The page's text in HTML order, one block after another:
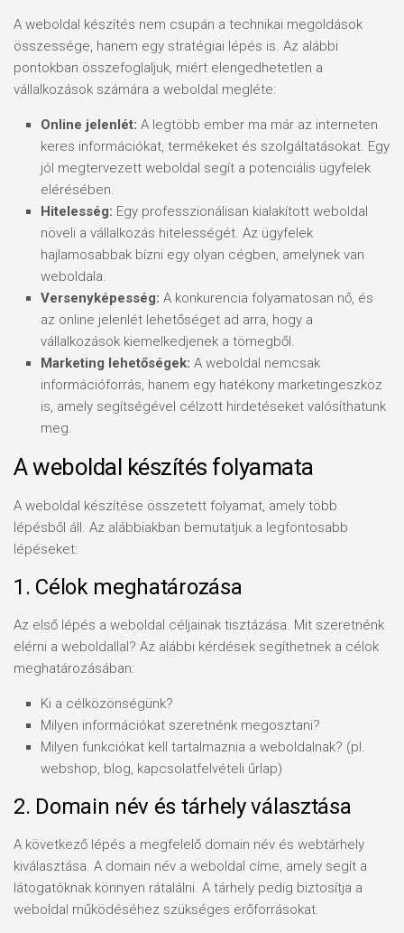
A weboldal készítés nem csupán a technikai megoldások
összessége, hanem egy stratégiai lépés is. Az alábbi
pontokban összefoglaljuk, miért elengedhetetlen a
vállalkozások számára a weboldal megléte:
Online jelenlét: A legtöbb ember ma már az interneten
keres információkat, termékeket és szolgáltatásokat. Egy
jól megtervezett weboldal segít a potenciális ügyfelek
elérésében.
Hitelesség: Egy professzionálisan kialakított weboldal
növeli a vállalkozás hitelességét. Az ügyfelek
hajlamosabbak bízni egy olyan cégben, amelynek van
weboldala.
Versenyképesség: A konkurencia folyamatosan nő, és
az online jelenlét lehetőséget ad arra, hogy a
vállalkozások kiemelkedjenek a tömegből.
Marketing lehetőségek: A weboldal nemcsak
információforrás, hanem egy hatékony marketingeszköz
is, amely segítségével célzott hirdetéseket valósíthatunk
meg.
A weboldal készítés folyamata
A weboldal készítése összetett folyamat, amely több
lépésből áll. Az alábbiakban bemutatjuk a legfontosabb
lépéseket:
1. Célok meghatározása
Az első lépés a weboldal céljainak tisztázása. Mit szeretnénk
elérni a weboldallal? Az alábbi kérdések segíthetnek a célok
meghatározásában:
Ki a célközönségünk?
Milyen információkat szeretnénk megosztani?
Milyen funkciókat kell tartalmaznia a weboldalnak? (pl.
webshop, blog, kapcsolatfelvételi űrlap)
2. Domain név és tárhely választása
A következő lépés a megfelelő domain név és webtárhely
kiválasztása. A domain név a weboldal címe, amely segít a
látogatóknak könnyen rátalálni. A tárhely pedig biztosítja a
weboldal működéséhez szükséges erőforrásokat.